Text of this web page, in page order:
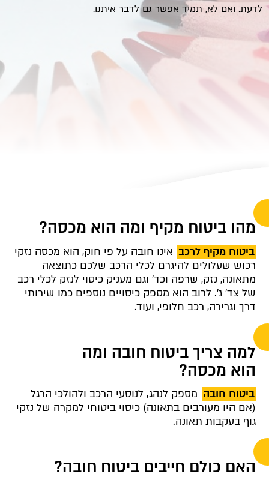
לדעת. ואם לא, תמיד אפשר גם לדבר איתנו.
מהו ביטוח מקיף ומה הוא מכסה?
ביטוח מקיף לרכב אינו חובה על פי חוק, הוא מכסה נזקי
רכוש שעלולים להיגרם לכלי הרכב שלכם כתוצאה
מתאונה, נזק, שרפה וכד' וגם מעניק כיסוי לנזק לכלי רכב
של צד' ג'. לרוב הוא מספק כיסויים נוספים כמו שירותי
דרך וגרירה, רכב חלופי, ועוד.
למה צריך ביטוח חובה ומה
הוא מכסה?
ביטוח חובה מספק לנהג, לנוסעי הרכב ולהולכי הרגל
(אם היו מעורבים בתאונה) כיסוי ביטוחי למקרה של נזקי
גוף בעקבות תאונה.
האם כולם חייבים ביטוח חובה?